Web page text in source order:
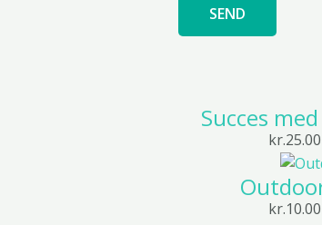
Succes
kr.25.00
kr.10.00